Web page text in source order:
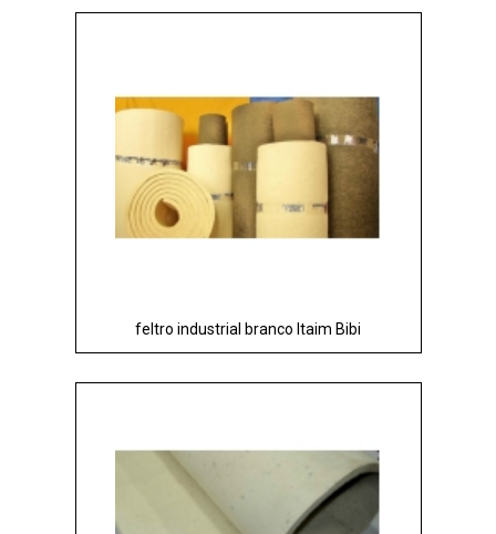
feltro industrial branco Itaim Bibi